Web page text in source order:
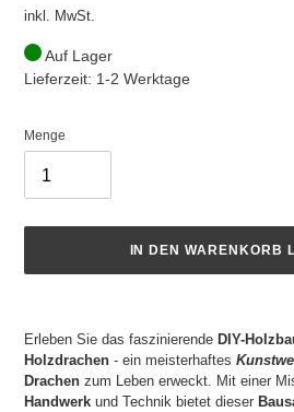
Preis
inkl. MwSt.
Auf Lager
Lieferzeit: 1-2 Werktage
Menge
IN DEN WARENKORB
zum
Warenkorb
hinzugefügt
Erleben Sie das faszinierende DIY-
Holzdrachen - ein meisterhaftes
Drachen zum Leben erweckt. Mit einer
Handwerk und Technik bietet dieser